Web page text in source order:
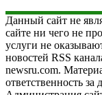
Данный сайт не
сайте ни чего не
услуги не
новостей RSS
newsru.com.
ответственность